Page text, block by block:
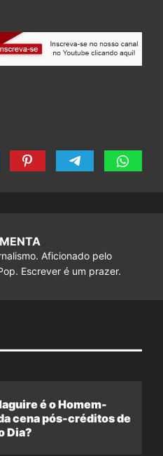
Aficionado pelo
Escrever é um prazer.
é o Homem-
cena pós-créditos de
Dia?